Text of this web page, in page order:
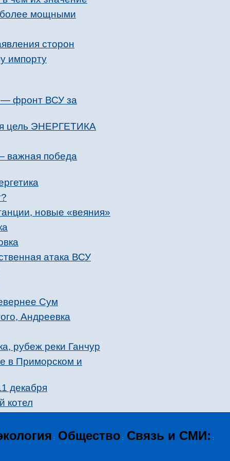
более мощными
сторон
импорту
— фронт ВСУ за
цель ЭНЕРГЕТИКА
важная победа
новые «веяния»
атака ВСУ
Сум
Андреевка
рубеж реки Ганчур
в Приморском и
декабря
котел
: Общество : Связь и СМИ: :